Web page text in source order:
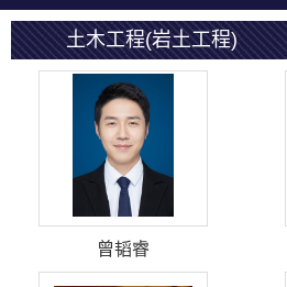
土木工程(岩土工程)
曾韬睿